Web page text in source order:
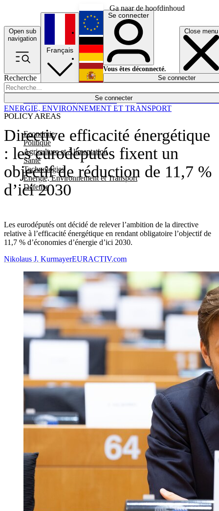
Ga naar de hoofdinhoud
Open sub
navigation
Close menu
Recherche
Se connecter
POLICY AREAS
Economie
Politique
Agriculture et Alimentation
Santé
Technologies
Energie, Environnement et Transport
Défense
Économie
Français
English
Deutsch
Español
Se connecter
Vous êtes déconnecté.
Se connecter
Directive efficacité énergétique
: les eurodéputés fixent un
objectif de réduction de 11,7 %
d’ici 2030
Les eurodéputés ont décidé de relever l’ambition de la directive
relative à l’efficacité énergétique en rendant obligatoire l’objectif de
11,7 % d’économies d’énergie d’ici 2030.
ENERGIE, ENVIRONNEMENT ET TRANSPORT
Nikolaus J. KurmayerEURACTIV.com